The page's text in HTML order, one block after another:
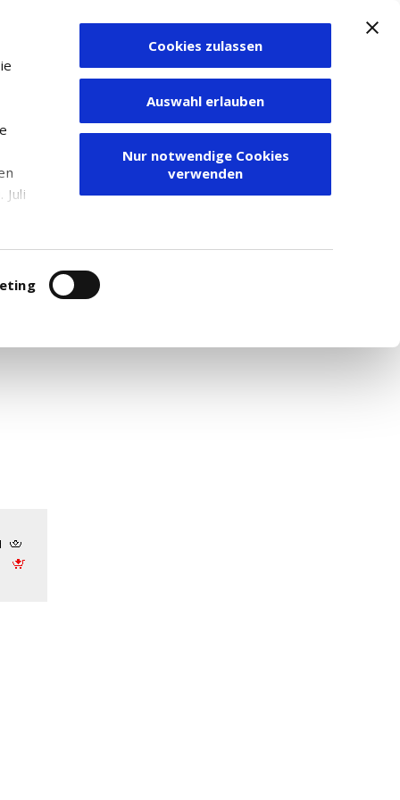
Juli
Cookies zulassen
Auswahl erlauben
Nur notwendige Cookies
verwenden
Zum Depot